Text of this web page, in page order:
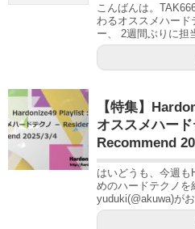
こんばんは。
わるオススメハー
ー、 2週間ぶりに担
【特集】
オススメハー
Recommend
はいどうも、今週も
めのハードテクノを
yuduki(@akuwa)がお